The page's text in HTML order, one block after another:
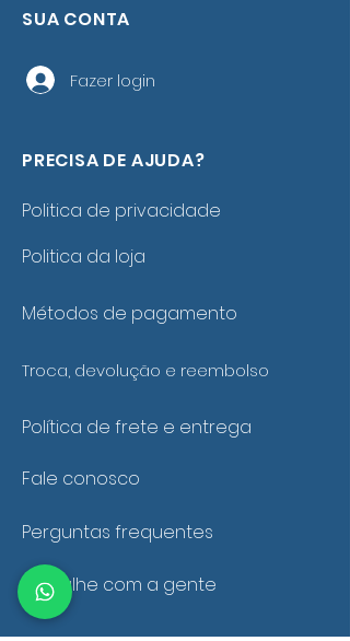
SUA CONTA
Fazer login
PRECISA DE AJUDA?
Politica de privacidade
Politica da loja
Métodos de pagamento
Troca, devolução e reembolso
Política de frete e entrega
Fale conosco
Perguntas frequentes
Trabalhe com a gente